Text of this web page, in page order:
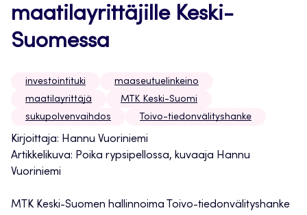
maatilayrittäjille Keski-
Suomessa
investointituki
maaseutuelinkeino
maatilayrittäjä
MTK Keski-Suomi
sukupolvenvaihdos
Toivo-tiedonvälityshanke
Kirjoittaja: Hannu Vuoriniemi
Artikkelikuva: Poika rypsipellossa, kuvaaja Hannu
Vuoriniemi
MTK Keski-Suomen hallinnoima Toivo-tiedonvälityshanke